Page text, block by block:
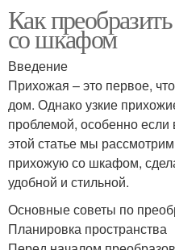
Как
со шкафом
Введение
Прихожая – это первое,
дом. Однако узкие
проблемой, особенно
этой статье мы
прихожую со шкафом,
удобной и стильной.
Основные советы по
Планировка пространства